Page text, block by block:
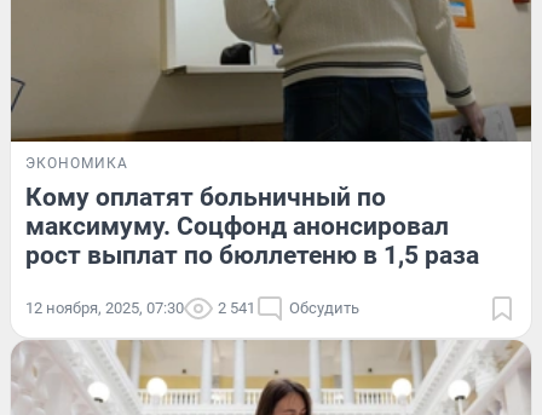
ЭКОНОМИКА
Кому оплатят больничный по
максимуму. Соцфонд анонсировал
рост выплат по бюллетеню в 1,5 раза
12 ноября, 2025, 07:30 2 541 Обсудить